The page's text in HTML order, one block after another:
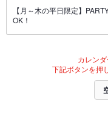
【月～木の平日限定】
OK！
カレン
下記ボタンを押